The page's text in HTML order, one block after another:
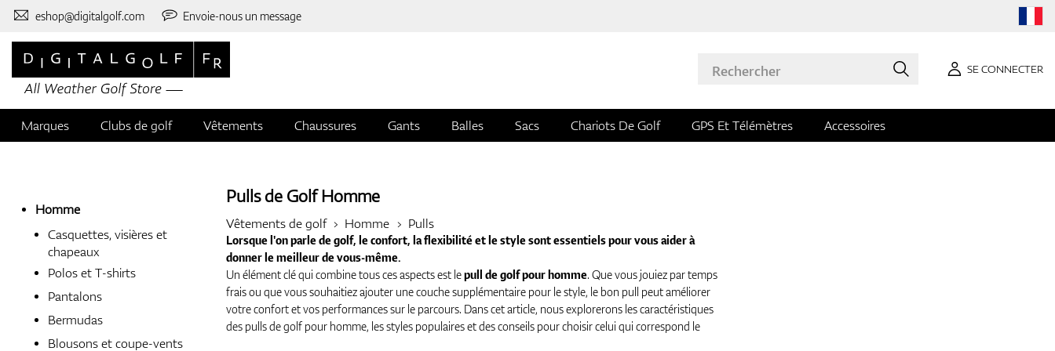
eshop@digitalgolf.com Envoie-nous un message
SE CONNECTER
Marques Clubs de golf Vêtements Chaussures Gants Balles Sacs Chariots De Golf GPS Et Télémètres Accessoires
Homme
Casquettes, visières et
chapeaux
Polos et T-shirts
Pantalons
Bermudas
Blousons et coupe-vents
Pulls de Golf Homme
Vêtements de golf Homme Pulls
Lorsque l'on parle de golf, le confort, la flexibilité et le style sont essentiels pour vous aider à
donner le meilleur de vous-même.
Un élément clé qui combine tous ces aspects est lepull de golf pour homme. Que vous jouiez par temps
frais ou que vous souhaitiez ajouter une couche supplémentaire pour le style, le bon pull peut améliorer
votre confort et vos performances sur le parcours. Dans cet article, nous explorerons les caractéristiques
des pulls de golf pour homme, les styles populaires et des conseils pour choisir celui qui correspond le